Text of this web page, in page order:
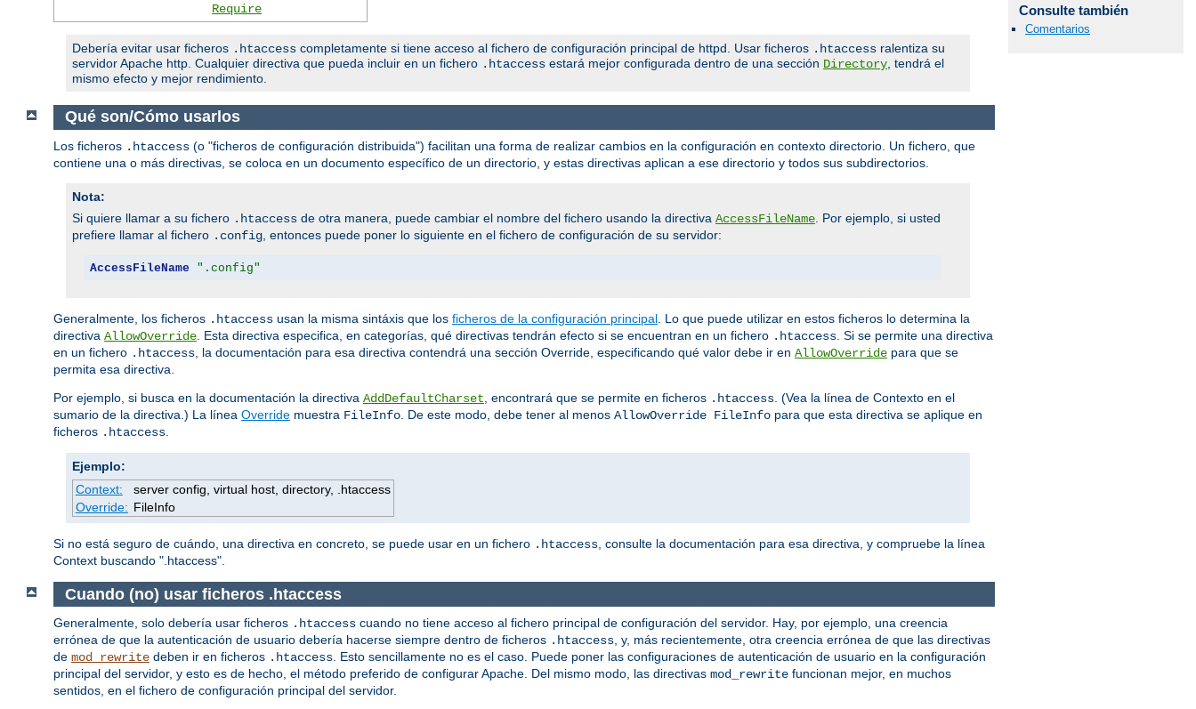
Consulte también
Comentarios
Require
Debería evitar usar ficheros .htaccess completamente si tiene acceso al fichero de configuración principal de httpd. Usar ficheros .htaccess ralentiza su
servidor Apache http. Cualquier directiva que pueda incluir en un fichero .htaccess estará mejor configurada dentro de una sección Directory , tendrá el
mismo efecto y mejor rendimiento.
Qué son/Cómo usarlos
Los ficheros .htaccess (o "ficheros de configuración distribuida") facilitan una forma de realizar cambios en la configuración en contexto directorio. Un fichero, que
contiene una o más directivas, se coloca en un documento específico de un directorio, y estas directivas aplican a ese directorio y todos sus subdirectorios.
Nota:
Si quiere llamar a su fichero .htaccess de otra manera, puede cambiar el nombre del fichero usando la directiva AccessFileName . Por ejemplo, si usted
prefiere llamar al fichero .config , entonces puede poner lo siguiente en el fichero de configuración de su servidor:
AccessFileName ".config"
Generalmente, los ficheros .htaccess usan la misma sintáxis que los ficheros de la configuración principal . Lo que puede utilizar en estos ficheros lo determina la
directiva AllowOverride . Esta directiva especifica, en categorías, qué directivas tendrán efecto si se encuentran en un fichero .htaccess . Si se permite una directiva
en un fichero .htaccess , la documentación para esa directiva contendrá una sección Override, especificando qué valor debe ir en AllowOverride para que se
permita esa directiva.
Por ejemplo, si busca en la documentación la directiva AddDefaultCharset , encontrará que se permite en ficheros .htaccess . (Vea la línea de Contexto en el
sumario de la directiva.) La línea Override muestra FileInfo . De este modo, debe tener al menos AllowOverride FileInfo para que esta directiva se aplique en
ficheros .htaccess
Ejemplo:
Context:
server config, virtual host, directory, .htaccess
Override: FileInfo
Si no está seguro de cuándo, una directiva en concreto, se puede usar en un fichero .htaccess , consulte la documentación para esa directiva, y compruebe la línea
Context buscando ".htaccess".
Cuando (no) usar ficheros .htaccess
Generalmente, solo debería usar ficheros .htaccess cuando no tiene acceso al fichero principal de configuración del servidor. Hay, por ejemplo, una creencia
errónea de que la autenticación de usuario debería hacerse siempre dentro de ficheros .htaccess, y, más recientemente, otra creencia errónea de que las directivas
de mod_rewrite deben ir en ficheros .htaccess. Esto sencillamente no es el caso. Puede poner las configuraciones de autenticación de usuario en la configuración
principal del servidor, y esto es de hecho, el método preferido de configurar Apache. Del mismo modo, las directivas mod_rewrite funcionan mejor, en muchos
sentidos, en el fichero de configuración principal del servidor.